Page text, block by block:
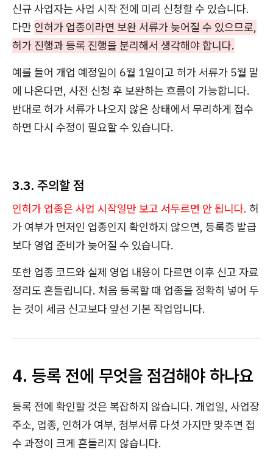
신규 사업자는 사업 시작 전에 미리 신청할 수 있습니다.
다만 인허가 업종이라면 보완 서류가 늦어질 수 있으므로,
허가 진행과 등록 진행을 분리해서 생각해야 합니다.
예를 들어 개업 예정일이 6월 1일이고 허가 서류가 5월 말
에 나온다면, 사전 신청 후 보완하는 흐름이 가능합니다.
반대로 허가 서류가 나오지 않은 상태에서 무리하게 접수
하면 다시 수정이 필요할 수 있습니다.
3.3. 주의할 점
인허가 업종은 사업 시작일만 보고 서두르면 안 됩니다. 허
가 여부가 먼저인 업종인지 확인하지 않으면, 등록증 발급
보다 영업 준비가 늦어질 수 있습니다.
또한 업종 코드와 실제 영업 내용이 다르면 이후 신고 자료
정리도 흔들립니다. 처음 등록할 때 업종을 정확히 넣어 두
는 것이 세금 신고보다 앞선 기본 작업입니다.
4. 등록 전에 무엇을 점검해야 하나요
등록 전에 확인할 것은 복잡하지 않습니다. 개업일, 사업장
주소, 업종, 인허가 여부, 첨부서류 다섯 가지만 맞추면 접
수 과정이 크게 흔들리지 않습니다.